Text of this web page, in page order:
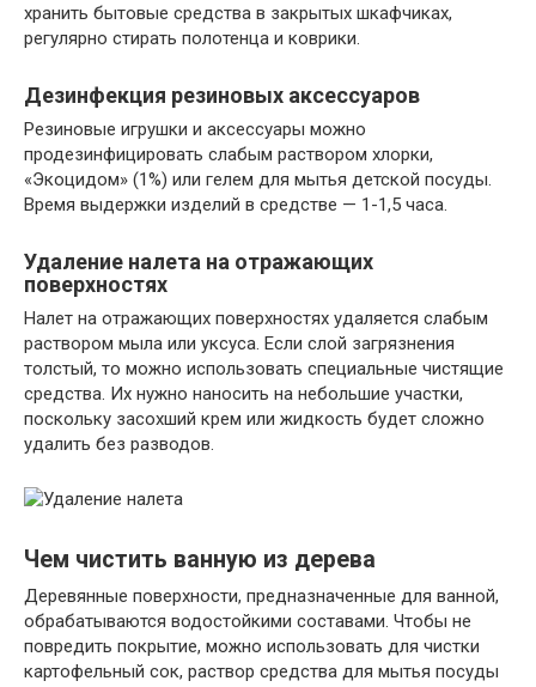
хранить бытовые средства в закрытых шкафчиках,
регулярно стирать полотенца и коврики.
Дезинфекция резиновых аксессуаров
Резиновые игрушки и аксессуары можно
продезинфицировать слабым раствором хлорки,
«Экоцидом» (1%) или гелем для мытья детской посуды.
Время выдержки изделий в средстве — 1-1,5 часа.
Удаление налета на отражающих
поверхностях
Налет на отражающих поверхностях удаляется слабым
раствором мыла или уксуса. Если слой загрязнения
толстый, то можно использовать специальные чистящие
средства. Их нужно наносить на небольшие участки,
поскольку засохший крем или жидкость будет сложно
удалить без разводов.
Чем чистить ванную из дерева
Деревянные поверхности, предназначенные для ванной,
обрабатываются водостойкими составами. Чтобы не
повредить покрытие, можно использовать для чистки
картофельный сок, раствор средства для мытья посуды